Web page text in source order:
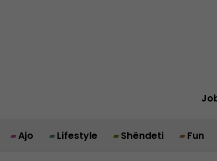
Ajo Lifestyle Shëndeti Fun